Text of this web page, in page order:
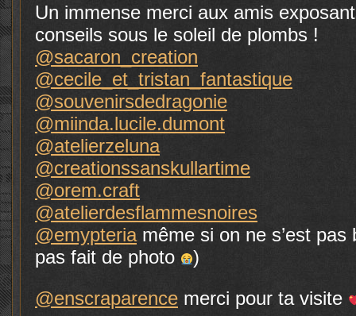
Un immense merci aux amis
conseils sous le soleil de plombs !
@sacaron_creation
@cecile_et_tristan_fantastique
@souvenirsdedragonie
@miinda.lucile.dumont
@atelierzeluna
@creationssanskullartime
@orem.craft
@atelierdesflammesnoires
@emypteriamême si on ne s’est pas
pas fait de photo
)
@enscraparence merci pour ta visite